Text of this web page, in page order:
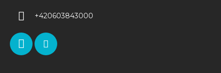
+420603843000